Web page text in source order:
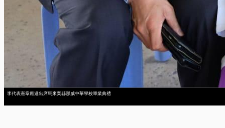
李代表憲章應邀出席馬來奕縣那威中華學校畢業典禮